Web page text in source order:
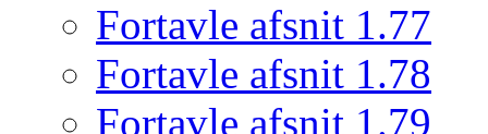
Fortavle afsnit 1.77
Fortavle afsnit 1.78
Fortavle afsnit 1.79